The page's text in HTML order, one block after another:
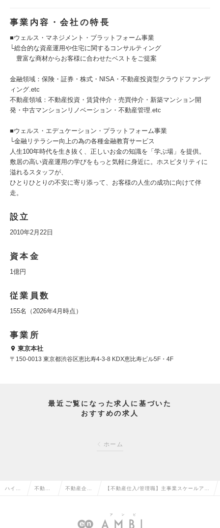
事業内容・会社の特長
■ウェルス・マネジメント・プラットフォーム事業
└総合的な資産運用や住宅に関するコンサルティング
豊富な商材からお客様に合わせたベストをご提案
金融領域：保険・証券・株式・NISA・不動産投資型クラウドファンデ
ィング.etc
不動産領域：不動産投資・賃貸仲介・売買仲介・新築マンション開
発・中古マンションリノベーション・不動産管理.etc
■ウェルス・エデュケーション・プラットフォーム事業
└金融リテラシー向上の為の各種金融教育サービス
人生100年時代を生き抜く、正しいお金の知識を「学ぶ場」を提供。
敷居の高い資産運用の学びをもっと気軽に身近に。ホスピタリティに
溢れるスタッフが、
ひとりひとりの不安に寄り添って、お客様の人生の成功に向けて伴
走。
設立
2010年2月22日
資本金
1億円
従業員数
155名（2026年4月時点）
事業所
東京本社
〒150-0013 東京都渋谷区恵比寿4-3-8 KDX恵比寿ビル5F・4F
最近ご覧になった求人に基づいた
おすすめの求人
ホーム
ハイク 不動産 不動産企
開発の転職
【不動産仕入/管理職】主事業スケールアッ
フレックス制＞の求人情報